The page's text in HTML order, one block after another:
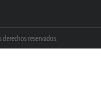
reservados.